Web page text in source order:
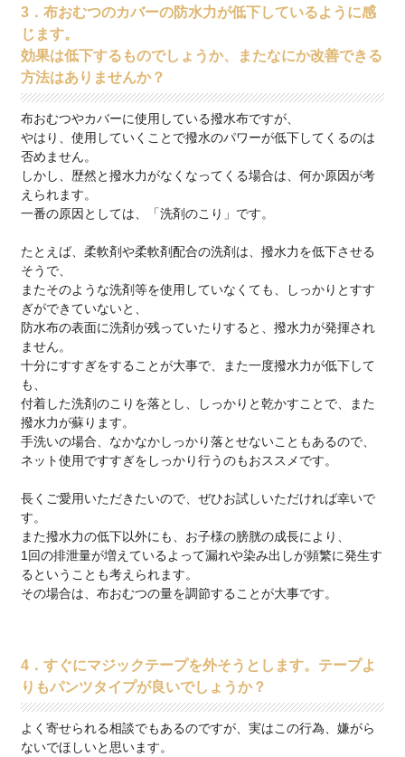
3．布おむつのカバーの防水力が低下しているように感
じます。
効果は低下するものでしょうか、またなにか改善できる
方法はありませんか？
布おむつやカバーに使用している撥水布ですが、
やはり、使用していくことで撥水のパワーが低下してくるのは
否めません。
しかし、歴然と撥水力がなくなってくる場合は、何か原因が考
えられます。
一番の原因としては、「洗剤のこり」です。
たとえば、柔軟剤や柔軟剤配合の洗剤は、撥水力を低下させる
そうで、
またそのような洗剤等を使用していなくても、しっかりとすす
ぎができていないと、
防水布の表面に洗剤が残っていたりすると、撥水力が発揮され
ません。
十分にすすぎをすることが大事で、また一度撥水力が低下して
も、
付着した洗剤のこりを落とし、しっかりと乾かすことで、また
撥水力が蘇ります。
手洗いの場合、なかなかしっかり落とせないこともあるので、
ネット使用ですすぎをしっかり行うのもおススメです。
長くご愛用いただきたいので、ぜひお試しいただければ幸いで
す。
また撥水力の低下以外にも、お子様の膀胱の成長により、
1回の排泄量が増えているよって漏れや染み出しが頻繁に発生す
るということも考えられます。
その場合は、布おむつの量を調節することが大事です。
4．すぐにマジックテープを外そうとします。テープよ
りもパンツタイプが良いでしょうか？
よく寄せられる相談でもあるのですが、実はこの行為、嫌がら
ないでほしいと思います。